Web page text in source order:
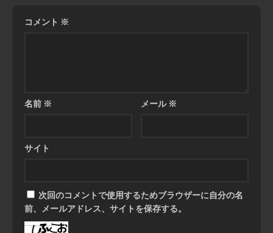
コメント ※
名前 ※ メール※
サイト
次回のコメントで使用するためブラウザーに自分の名
前、メールアドレス、サイトを保存する。